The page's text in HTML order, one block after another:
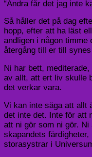
“Andra får det jag inte
Så håller det på dag
hopp, efter att ha läst
andligen i någon
återgång till er till
Ni har bett,
av allt, att ert liv skulle
det verkar vara.
Vi kan inte säga att allt
det inte det. Inte för att
att ni gör som ni gör.
skapandets
storasystrar i